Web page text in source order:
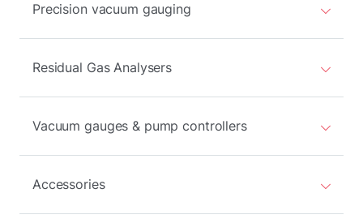
Precision vacuum gauging
Residual Gas Analysers
Vacuum gauges & pump controllers
Accessories